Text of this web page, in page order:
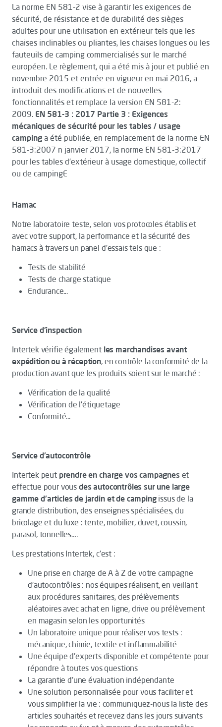
La norme EN 581-2 vise à garantir les exigences de
sécurité, de résistance et de durabilité des sièges
adultes pour une utilisation en extérieur tels que les
chaises inclinables ou pliantes, les chaises longues ou les
fauteuils de camping commercialisés sur le marché
européen. Le règlement, qui a été mis à jour et publié en
novembre 2015 et entrée en vigueur en mai 2016, a
introduit des modifications et de nouvelles
fonctionnalités et remplace la version EN 581-2:
2009. EN 581-3 : 2017 Partie 3 : Exigences
mécaniques de sécurité pour les tables / usage
camping a été publiée, en remplacement de la norme EN
581-3:2007 n janvier 2017, la norme EN 581-3:2017
pour les tables d'extérieur à usage domestique, collectif
ou de campingE
Hamac
Notre laboratoire teste, selon vos protocoles établis et
avec votre support, la performance et la sécurité des
hamacs à travers un panel d'essais tels que :
Tests de stabilité
Tests de charge statique
Endurance...
Service d'inspection
Intertek vérifie également les marchandises avant
expédition ou à réception, en contrôle la conformité de la
production avant que les produits soient sur le marché :
Vérification de la qualité
Vérification de l'étiquetage
Conformité...
Service d'autocontrôle
Intertek peut prendre en charge vos campagnes et
effectue pour vous des autocontrôles sur une large
gamme d'articles de jardin et de campingissus de la
grande distribution, des enseignes spécialisées, du
bricolage et du luxe : tente, mobilier, duvet, coussin,
parasol, tonnelles….
Les prestations Intertek, c'est :
Une prise en charge de A à Z de votre campagne
d'autocontrôles : nos équipes réalisent, en veillant
aux procédures sanitaires, des prélèvements
aléatoires avec achat en ligne, drive ou prélèvement
en magasin selon les opportunités
Un laboratoire unique pour réaliser vos tests :
mécanique, chimie, textile et inflammabilité
Une équipe d'experts disponible et compétente pour
répondre à toutes vos questions
La garantie d'une évaluation indépendante
Une solution personnalisée pour vous faciliter et
vous simplifier la vie : communiquez-nous la liste des
articles souhaités et recevez dans les jours suivants